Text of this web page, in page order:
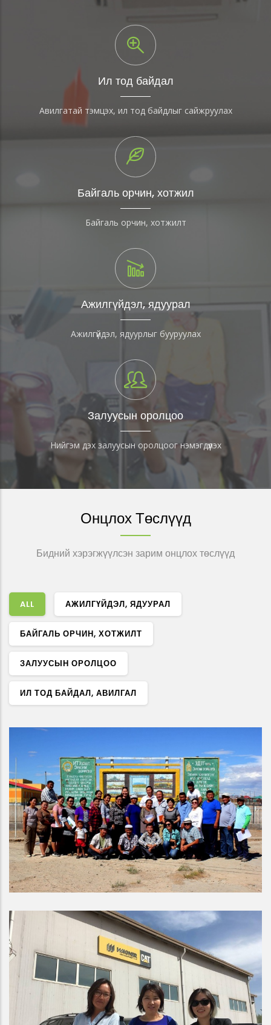
Ил тод байдал
Авилгатай тэмцэх, ил тод байдлыг сайжруулах
Байгаль орчин, хотжил
Байгаль орчин, хотжилт
Ажилгүйдэл, ядуурал
Ажилгүйдэл, ядуурлыг бууруулах
Залуусын оролцоо
Нийгэм дэх залуусын оролцоог нэмэгдүүлэх
Онцлох Төслүүд
Бидний хэрэгжүүлсэн зарим онцлох төслүүд
ALL АЖИЛГҮЙДЭЛ, ЯДУУРАЛ
БАЙГАЛЬ ОРЧИН, ХОТЖИЛТ
ЗАЛУУСЫН ОРОЛЦОО
ИЛ ТОД БАЙДАЛ, АВИЛГАЛ
“ Орон нутгийн иргэдийн оролцоо,
хариуцлагатай уул уурхай” төсөл
БАЙГАЛЬ ОРЧИН, ХОТЖИЛТ